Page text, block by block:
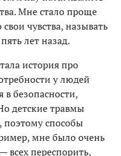
Мне стало проще
чувства, называть
лет назад.
история про
у людей
в безопасности,
детские травмы
поэтому способы
мне было очень
всех переспорить,